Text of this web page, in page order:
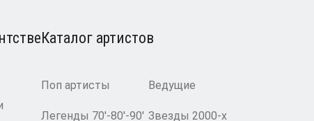
Каталог артистов
Поп артисты Ведущие
Легенды 70′-80′-90′ Звезды 2000-х